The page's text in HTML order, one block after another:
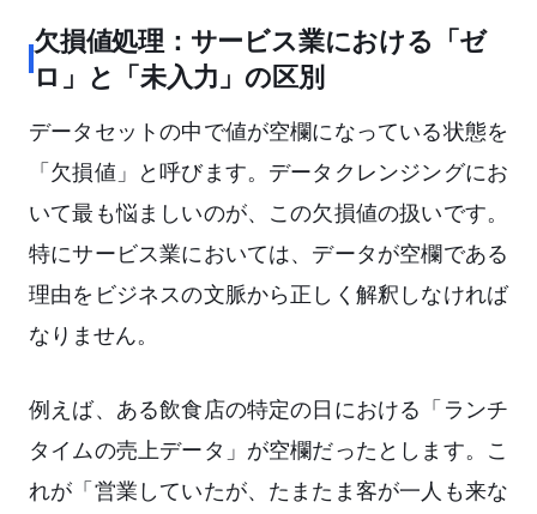
欠損値処理：サービス業における「ゼ
ロ」と「未入力」の区別
データセットの中で値が空欄になっている状態を
「欠損値」と呼びます。データクレンジングにお
いて最も悩ましいのが、この欠損値の扱いです。
特にサービス業においては、データが空欄である
理由をビジネスの文脈から正しく解釈しなければ
なりません。
例えば、ある飲食店の特定の日における「ランチ
タイムの売上データ」が空欄だったとします。こ
れが「営業していたが、たまたま客が一人も来な